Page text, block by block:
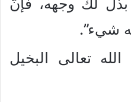
شيء”.
تعالى البخيل